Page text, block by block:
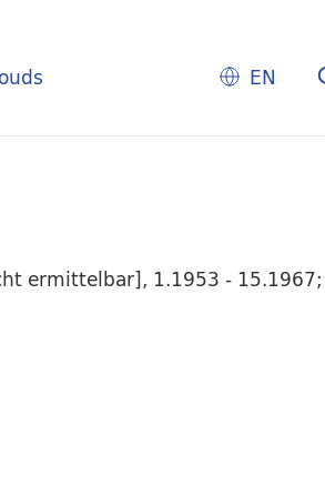
EN
ermittelbar], 1.1953 - 15.1967;